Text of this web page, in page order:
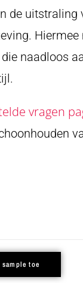
de uitstraling
Hiermee
naadloos
vragen
sample toe